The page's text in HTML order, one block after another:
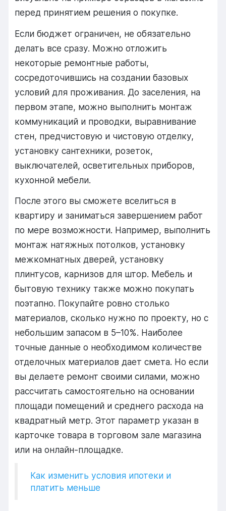
перед принятием решения о покупке.
Если бюджет ограничен, не обязательно
делать все сразу. Можно отложить
некоторые ремонтные работы,
сосредоточившись на создании базовых
условий для проживания. До заселения, на
первом этапе, можно выполнить монтаж
коммуникаций и проводки, выравнивание
стен, предчистовую и чистовую отделку,
установку сантехники, розеток,
выключателей, осветительных приборов,
кухонной мебели.
После этого вы сможете вселиться в
квартиру и заниматься завершением работ
по мере возможности. Например, выполнить
монтаж натяжных потолков, установку
межкомнатных дверей, установку
плинтусов, карнизов для штор. Мебель и
бытовую технику также можно покупать
поэтапно. Покупайте ровно столько
материалов, сколько нужно по проекту, но с
небольшим запасом в 5–10%. Наиболее
точные данные о необходимом количестве
отделочных материалов дает смета. Но если
вы делаете ремонт своими силами, можно
рассчитать самостоятельно на основании
площади помещений и среднего расхода на
квадратный метр. Этот параметр указан в
карточке товара в торговом зале магазина
или на онлайн-площадке.
Как изменить условия ипотеки и
платить меньше